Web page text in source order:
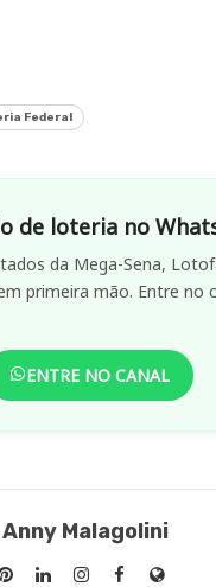
Federal
de loteria no
da Mega-Sena,
primeira mão. Entre no
ENTRE NO CANAL
Anny Malagolini
AnnyAnnyAnnyAnnySite